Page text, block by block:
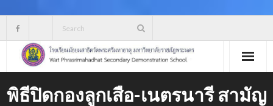
content
พิธีปิดกองลูกเสือ-เนตรนารี สามัญ